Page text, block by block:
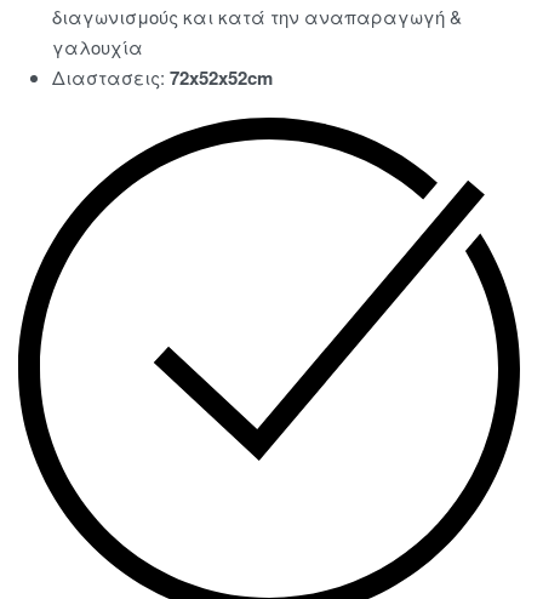
διαγωνισμούς και κατά την αναπαραγωγή &
γαλουχία
Διαστασεις:72x52x52cm